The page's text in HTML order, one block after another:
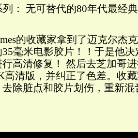
： 无可替代的80年代最经
的收藏家拿到了迈克尔杰
毫米电影胶片！！于是他
高清修复！ 然后去芝加哥
高清版，并纠正了色差。收
除脏点和胶片划伤，重新